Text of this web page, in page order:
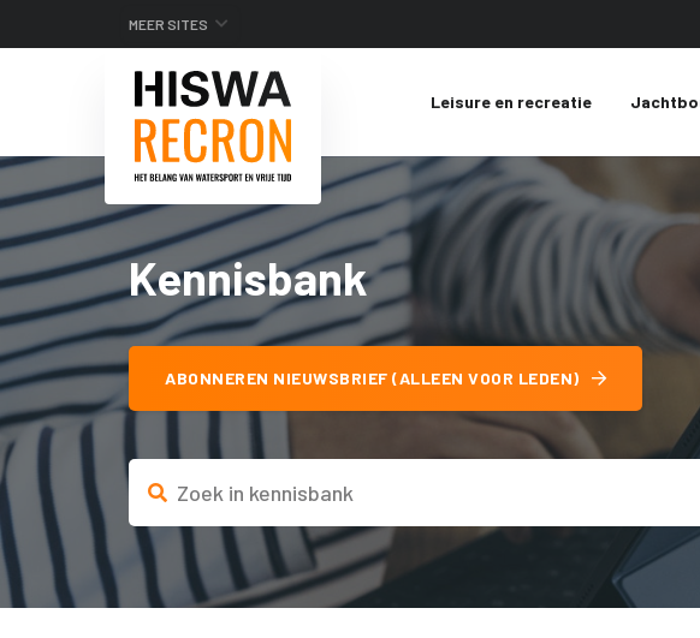
MEER SITES
Leisure en recreatie
Kennisbank
ABONNEREN NIEUWSBRIEF (ALLEEN VOOR LEDEN)